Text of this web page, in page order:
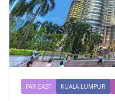
FAR EAST KUALA LUMPUR